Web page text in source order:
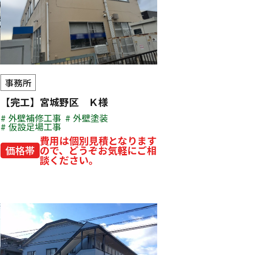
事務所
【完工】宮城野区 Ｋ様
外壁補修工事 外壁塗装
仮設足場工事
価格帯
費用は個別見積となります
ので、どうぞお気軽にご相
談ください。